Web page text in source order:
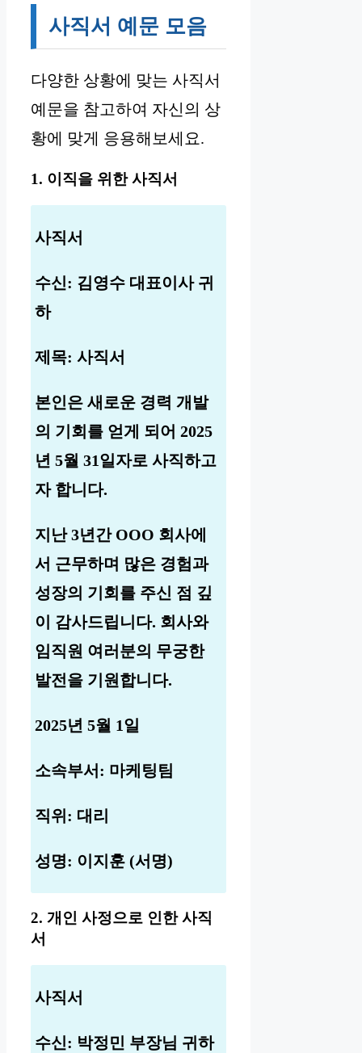
사직서 예문 모음
다양한 상황에 맞는 사직서
예문을 참고하여 자신의 상
황에 맞게 응용해보세요.
1. 이직을 위한 사직서
사직서
수신: 김영수 대표이사 귀
하
제목: 사직서
본인은 새로운 경력 개발
의 기회를 얻게 되어 2025
년 5월 31일자로 사직하고
자 합니다.
지난 3년간 OOO 회사에
서 근무하며 많은 경험과
성장의 기회를 주신 점 깊
이 감사드립니다. 회사와
임직원 여러분의 무궁한
발전을 기원합니다.
2025년 5월 1일
소속부서: 마케팅팀
직위: 대리
성명: 이지훈 (서명)
2. 개인 사정으로 인한 사직
서
사직서
수신: 박정민 부장님 귀하